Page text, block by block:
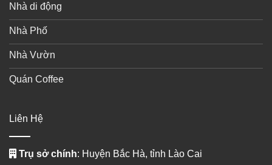
Nhà di động
Nhà Phố
Nhà Vườn
Quán Coffee
Liên Hệ
Trụ sở chính: Huyện Bắc Hà, tỉnh Lào Cai